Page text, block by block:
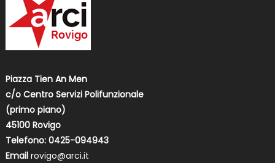
Piazza Tien An Men
c/o Centro Servizi Polifunzionale
(primo piano)
45100 Rovigo
Telefono: 0425-094943
Email rovigo@arci.it